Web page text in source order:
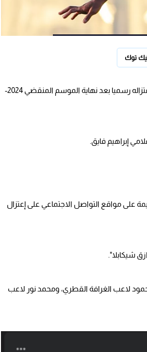
توك
أعلن محمود عبد الرازق شيكابالا، قائد الفريق الأول لكرة القدم بنادي الزمالك، إعتزاله رسميا بعد نهاية الموسم المنقضي 2024-
إبراهيم فايق.
على مواقع التواصل الاجتماعي على إعتزال
شيكابلا".
لاعب الغرافة القطري، ومحمد نور لاعب